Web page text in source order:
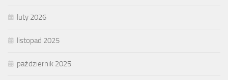
luty 2026
listopad 2025
październik 2025